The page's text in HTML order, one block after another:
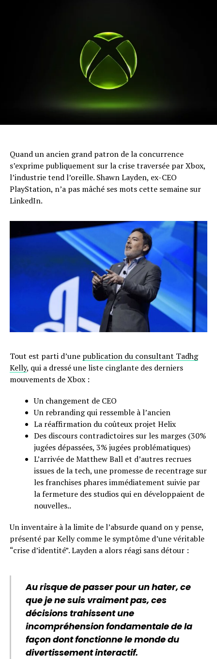
Quand un ancien grand patron de la concurrence
s’exprime publiquement sur la crise traversée par Xbox,
l’industrie tend l’oreille. Shawn Layden, ex-CEO
PlayStation, n’a pas mâché ses mots cette semaine sur
LinkedIn.
Tout est parti d’une publication du consultant Tadhg
Kelly, qui a dressé une liste cinglante des derniers
mouvements de Xbox :
Un changement de CEO
Un rebranding qui ressemble à l’ancien
La réaffirmation du coûteux projet Helix
Des discours contradictoires sur les marges (30%
jugées dépassées, 3% jugées problématiques)
L’arrivée de Matthew Ball et d’autres recrues
issues de la tech, une promesse de recentrage sur
les franchises phares immédiatement suivie par
la fermeture des studios qui en développaient de
nouvelles..
Un inventaire à la limite de l’absurde quand on y pense,
présenté par Kelly comme le symptôme d’une véritable
“crise d’identité”. Layden a alors réagi sans détour :
Au risque de passer pour un hater, ce
que je ne suis vraiment pas, ces
décisions trahissent une
incompréhension fondamentale de la
façon dont fonctionne le monde du
divertissement interactif.